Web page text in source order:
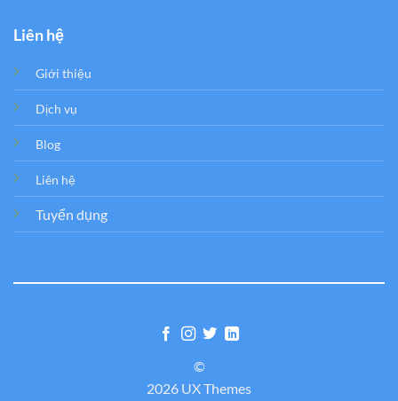
Liên hệ
Giới thiệu
Dịch vụ
Blog
Liên hệ
Tuyển dụng
©
2026 UX Themes